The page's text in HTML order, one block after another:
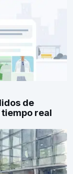
de
real